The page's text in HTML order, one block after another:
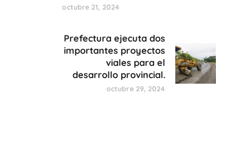
octubre 21, 2024
Prefectura ejecuta dos
importantes proyectos
viales para el
desarrollo provincial.
octubre 29, 2024